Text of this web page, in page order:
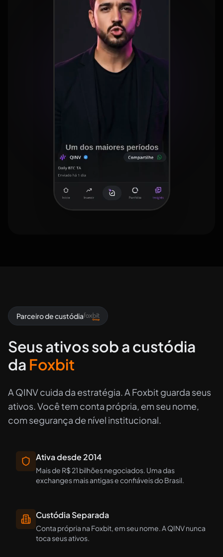
Parceiro de custódia
Seus ativos sob a custódia
da Foxbit
A QINV cuida da estratégia. A Foxbit guarda seus
ativos. Você tem conta própria, em seu nome,
com segurança de nível institucional.
Ativa desde 2014
Mais de R$ 21 bilhões negociados. Uma das
exchanges mais antigas e confiáveis do Brasil.
Custódia Separada
Conta própria na Foxbit, em seu nome. A QINV nunca
toca seus ativos.